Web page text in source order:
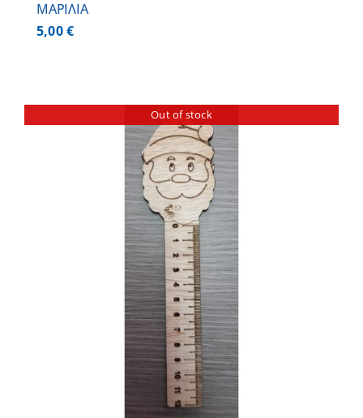
ΜΑΡΙΛΙΑ
5,00€
Out of stock